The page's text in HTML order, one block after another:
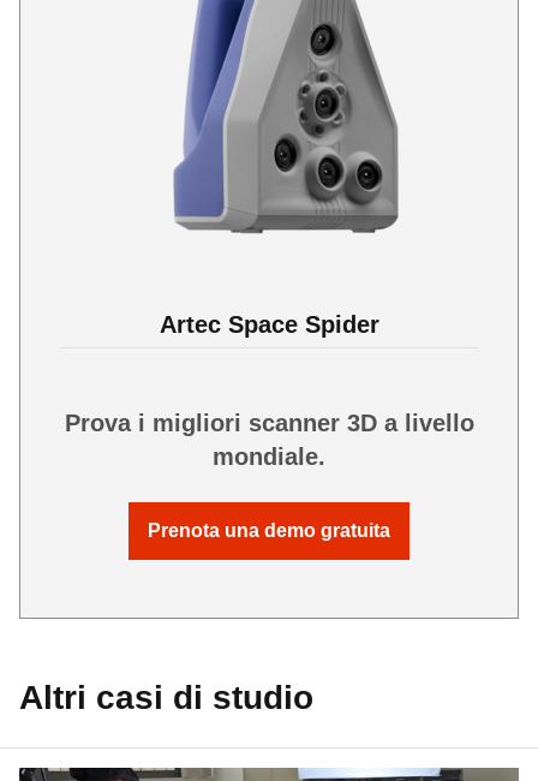
Artec Space Spider
Prova i migliori scanner 3D a livello
mondiale.
Prenota una demo gratuita
Altri casi di studio